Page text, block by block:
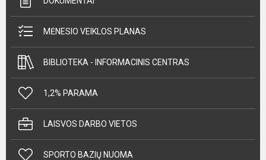
MĖNESIO VEIKLOS PLANAS
BIBLIOTEKA - INFORMACINIS CENTRAS
1,2% PARAMA
LAISVOS DARBO VIETOS
SPORTO BAZIŲ NUOMA